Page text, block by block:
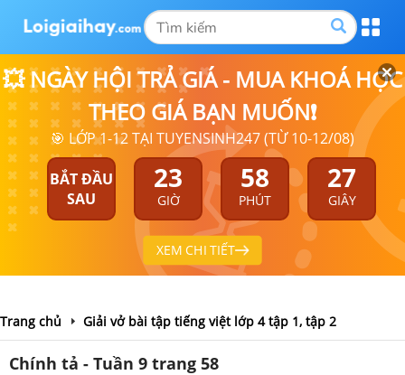
💥 NGÀY HỘI TRẢ GIÁ - MUA KHOÁ HỌC
THEO GIÁ BẠN MUỐN❗
🎯 LỚP 1-12 TẠI TUYENSINH247 (TỪ 10-12/08)
BẮT ĐẦU
SAU
23
GIỜ
58
PHÚT
27
GIÂY
XEM CHI TIẾT
Trang chủ Giải vở bài tập tiếng việt lớp 4 tập 1, tập 2
Chính tả - Tuần 9 trang 58